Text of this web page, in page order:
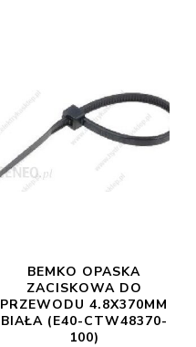
BEMKO OPASKA
ZACISKOWA DO
PRZEWODU 4.8X370MM
BIAŁA (E40-CTW48370-
100)